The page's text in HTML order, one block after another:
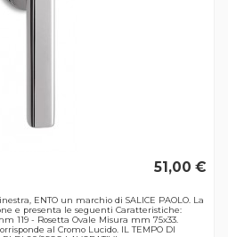
51,00 €
ENTO un marchio di SALICE PAOLO. La
e presenta le seguenti Caratteristiche:
119 - Rosetta Ovale Misura mm 75x33.
al Cromo Lucido. IL TEMPO DI